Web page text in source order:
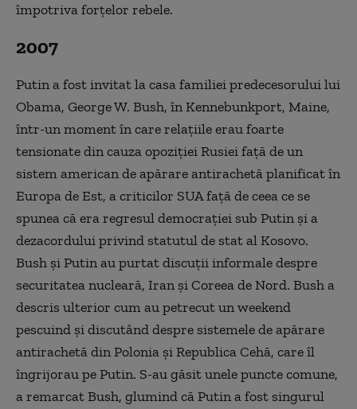
împotriva forţelor rebele.
2007
Putin a fost invitat la casa familiei predecesorului lui
Obama, George W. Bush, în Kennebunkport, Maine,
într-un moment în care relaţiile erau foarte
tensionate din cauza opoziţiei Rusiei faţă de un
sistem american de apărare antirachetă planificat în
Europa de Est, a criticilor SUA faţă de ceea ce se
spunea că era regresul democraţiei sub Putin şi a
dezacordului privind statutul de stat al Kosovo.
Bush şi Putin au purtat discuţii informale despre
securitatea nucleară, Iran şi Coreea de Nord. Bush a
descris ulterior cum au petrecut un weekend
pescuind şi discutând despre sistemele de apărare
antirachetă din Polonia şi Republica Cehă, care îl
îngrijorau pe Putin. S-au găsit unele puncte comune,
a remarcat Bush, glumind că Putin a fost singurul